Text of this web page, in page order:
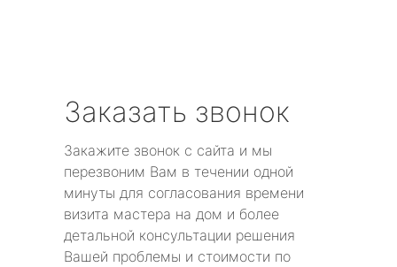
Заказать звонок
Закажите звонок с сайта и мы
перезвоним Вам в течении одной
минуты для согласования времени
визита мастера на дом и более
детальной консультации решения
Вашей проблемы и стоимости по